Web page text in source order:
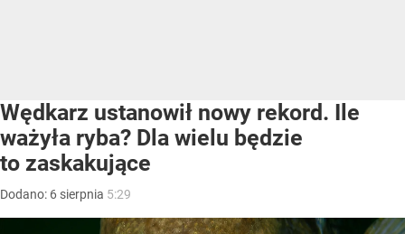
Wędkarz ustanowił nowy rekord. Ile
ważyła ryba? Dla wielu będzie
to zaskakujące
Dodano: 6 sierpnia 5:29